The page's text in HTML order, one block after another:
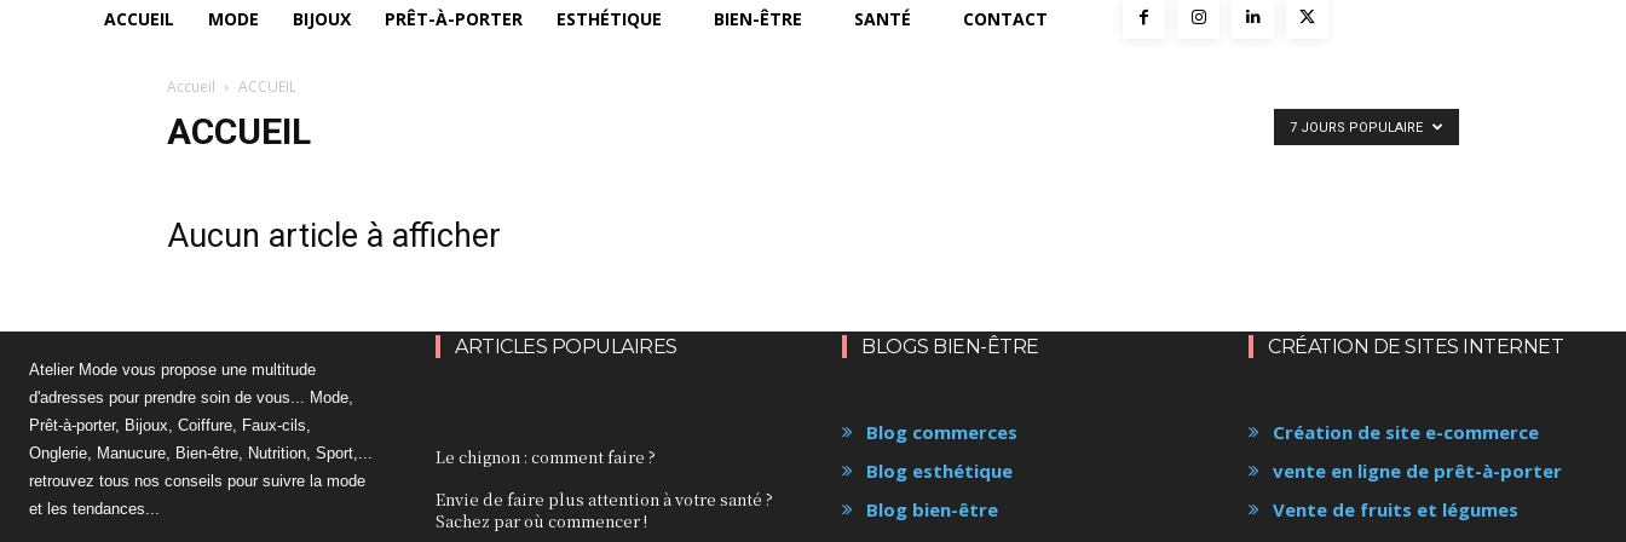
ACCUEIL MODE BIJOUX PRÊT-À-PORTER ESTHÉTIQUE BIEN-ÊTRE SANTÉ CONTACT
Accueil ACCUEIL
ACCUEIL 7 JOURS POPULAIRE
Aucun article à afficher
Atelier Mode vous propose une multitude
d'adresses pour prendre soin de vous... Mode,
Prêt-à-porter, Bijoux, Coiffure, Faux-cils,
Onglerie, Manucure, Bien-être, Nutrition, Sport,...
retrouvez tous nos conseils pour suivre la mode
et les tendances...
ARTICLES POPULAIRES
Le chignon : comment faire ?
Envie de faire plus attention à votre santé ?
Sachez par où commencer !
BLOGS BIEN-ÊTRE
Blog commerces
Blog esthétique
Blog bien-être
CRÉATION DE SITES INTERNET
Création de site e-commerce
vente en ligne de prêt-à-porter
Vente de fruits et légumes